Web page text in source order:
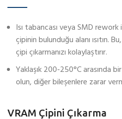
Isı tabancası veya SMD
çipinin bulunduğu alanı ısıtın.
çipi çıkarmanızı kolaylaştırır.
Yaklaşık 200-250°C arasında
olun, diğer bileşenlere zarar
VRAM Çipini Çıkarma